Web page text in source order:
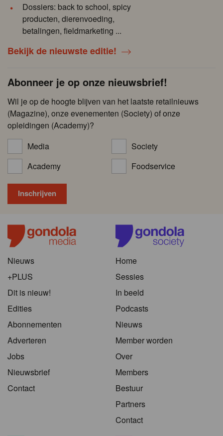
Dossiers: back to school, spicy
producten, dierenvoeding,
betalingen, fieldmarketing ...
Bekijk de nieuwste editie!
Abonneer je op onze nieuwsbrief!
Wil je op de hoogte blijven van het laatste retailnieuws
(Magazine), onze evenementen (Society) of onze
opleidingen (Academy)?
Media
Society
Academy
Foodservice
Nieuws
+PLUS
Dit is nieuw!
Edities
Abonnementen
Adverteren
Jobs
Nieuwsbrief
Contact
Home
Sessies
In beeld
Podcasts
Nieuws
Member worden
Over
Members
Bestuur
Partners
Contact